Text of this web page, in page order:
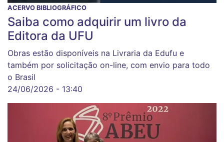
ACERVO BIBLIOGRÁFICO
Saiba como adquirir um livro da
Editora da UFU
Obras estão disponíveis na Livraria da Edufu e
também por solicitação on-line, com envio para todo
o Brasil
24/06/2026 - 13:40